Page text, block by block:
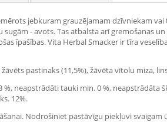
jebkuram grauzējamam dzīvniekam
- avots. Tas atbalsta arī gremošanas
īpašības. Vita Herbal Smacker ir tīra
pastinaks (11,5%), žāvēta vītolu miza,
neapstrādāti tauki min. 0 %, neapstrādāta
12%.
Nodrošiniet pastāvīgu piekļuvi svaigam